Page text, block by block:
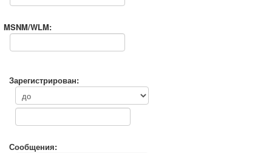
MSNM/WLM:
Зарегистрирован:
Сообщения: